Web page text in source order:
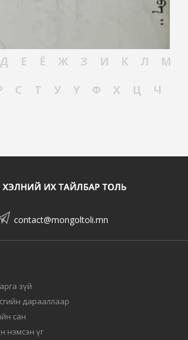
Д Е Ё Ж З И К Л
М
С Т У Ү Ф Х Ц
Ч
contact@mongoltoli.mn
зүй
дарааллаар
сан
нэмсэн үг